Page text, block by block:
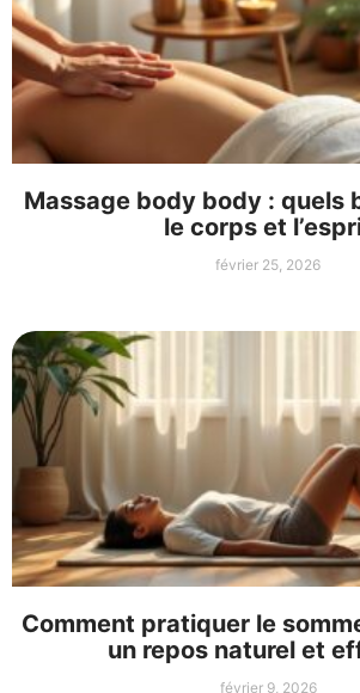
Massage body body : quels
le corps et
février 25, 2026
Comment pratiquer le
un repos naturel et
février 9, 2026